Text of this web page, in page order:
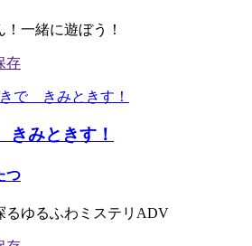
一緒に遊ぼう！
みときす！
つ
るゆるふわミステリADV